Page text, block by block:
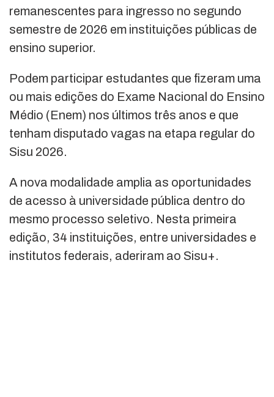
remanescentes para ingresso no segundo
semestre de 2026 em instituições públicas de
ensino superior.
Podem participar estudantes que fizeram uma
ou mais edições do Exame Nacional do Ensino
Médio (Enem) nos últimos três anos e que
tenham disputado vagas na etapa regular do
Sisu 2026.
A nova modalidade amplia as oportunidades
de acesso à universidade pública dentro do
mesmo processo seletivo. Nesta primeira
edição, 34 instituições, entre universidades e
institutos federais, aderiram ao Sisu+.